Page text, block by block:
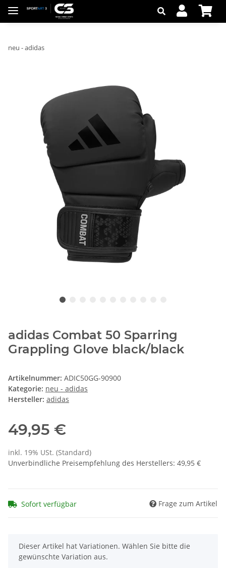
neu - adidas
adidas Combat 50 Sparring
Grappling Glove black/black
Artikelnummer: ADIC50GG-90900
Kategorie: neu - adidas
Hersteller: adidas
49,95 €
inkl. 19% USt. (Standard)
Unverbindliche Preisempfehlung des Herstellers: 49,95 €
Sofort verfügbar Frage zum Artikel
x
Dieser Artikel hat Variationen. Wählen Sie bitte die
gewünschte Variation aus.